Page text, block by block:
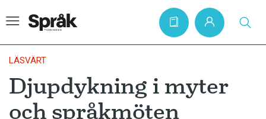
Hem
LÄSVÄRT
Djupdykning i myter
och språkmöten